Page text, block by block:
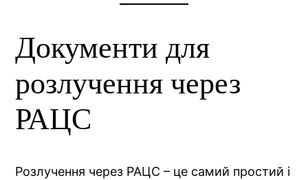
Документи для
розлучення через
РАЦС
Розлучення через РАЦС – це самий простий і